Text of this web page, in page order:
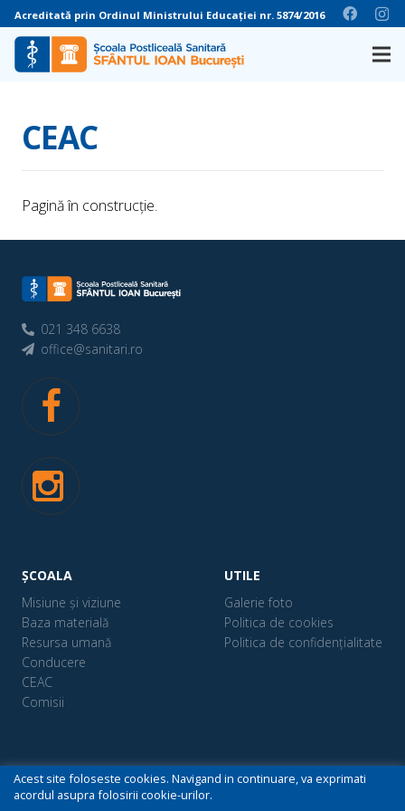
Acreditată prin Ordinul Ministrului Educației nr. 5874/2016
CEAC
Pagină în construcție.
021 348 6638
office@sanitari.ro
ȘCOALA
Misiune și viziune
Baza materială
Resursa umană
Conducere
CEAC
Comisii
UTILE
Galerie foto
Politica de cookies
Politica de confidențialitate
Acest site foloseste cookies. Navigand in continuare, va exprimati
acordul asupra folosirii cookie-urilor.